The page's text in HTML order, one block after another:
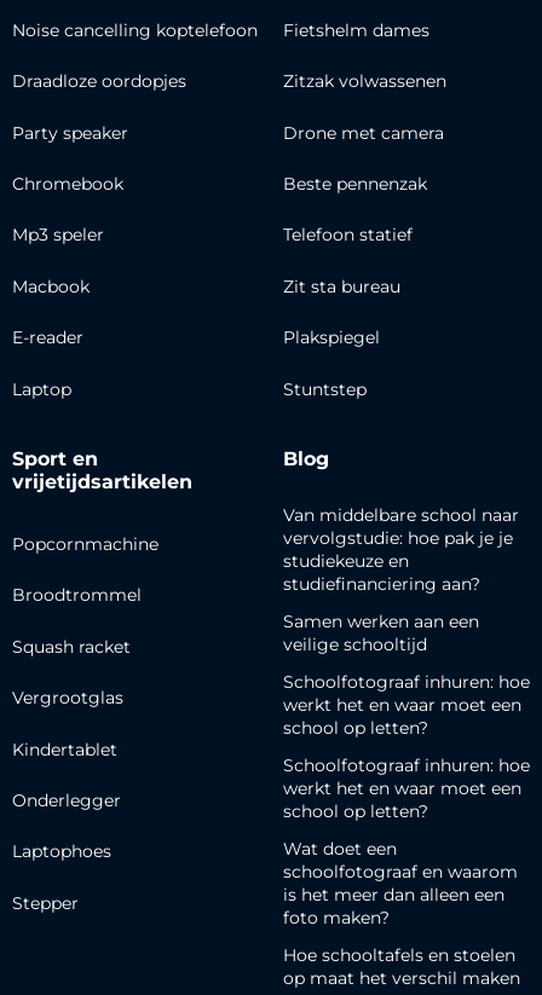
Noise cancelling koptelefoon
Draadloze oordopjes
Party speaker
Chromebook
Mp3 speler
Macbook
E-reader
Laptop
Fietshelm dames
Zitzak volwassenen
Drone met camera
Beste pennenzak
Telefoon statief
Zit sta bureau
Plakspiegel
Stuntstep
Sport en
vrijetijdsartikelen
Popcornmachine
Broodtrommel
Squash racket
Vergrootglas
Kindertablet
Onderlegger
Laptophoes
Stepper
Blog
Van middelbare school naar
vervolgstudie: hoe pak je je
studiekeuze en
studiefinanciering aan?
Samen werken aan een
veilige schooltijd
Schoolfotograaf inhuren: hoe
werkt het en waar moet een
school op letten?
Schoolfotograaf inhuren: hoe
werkt het en waar moet een
school op letten?
Wat doet een
schoolfotograaf en waarom
is het meer dan alleen een
foto maken?
Hoe schooltafels en stoelen
op maat het verschil maken